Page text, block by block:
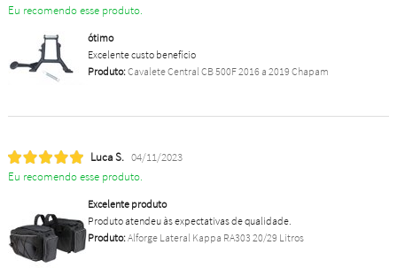
Eu recomendo esse produto.
ótimo
Excelente custo benefício
Produto:Cavalete Central CB 500F 2016 a 2019 Chapam
Luca S. 04/11/2023
Eu recomendo esse produto.
Excelente produto
Produto atendeu às expectativas de qualidade.
Produto:Alforge Lateral Kappa RA303 20/29 Litros